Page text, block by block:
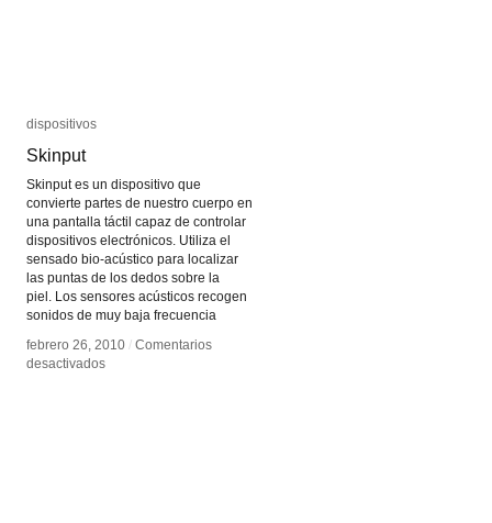
dispositivos
Skinput
Skinput es un dispositivo que
convierte partes de nuestro cuerpo en
una pantalla táctil capaz de controlar
dispositivos electrónicos. Utiliza el
sensado bio-acústico para localizar
las puntas de los dedos sobre la
piel. Los sensores acústicos recogen
sonidos de muy baja frecuencia
febrero 26, 2010 / Comentarios
desactivadosen
dispositivos
Skinput
febrero 26, 2010 / Comentarios
desactivadosen